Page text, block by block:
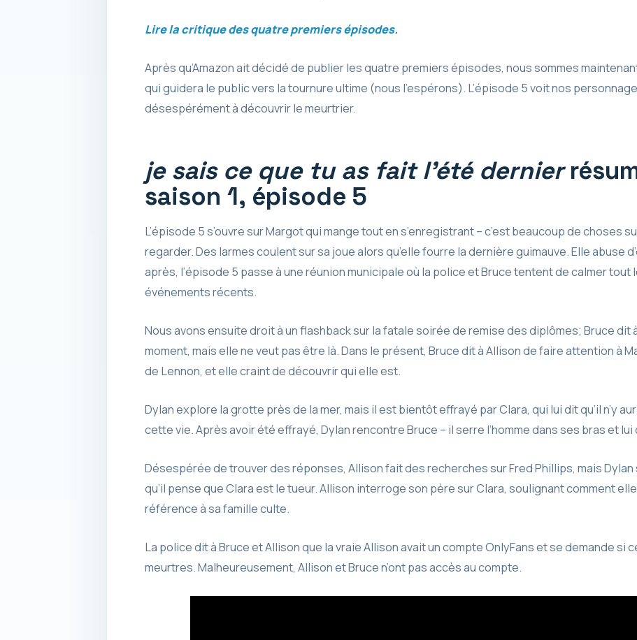
Lire la critique des quatre premiers épisodes.
Après qu’Amazon ait décidé de publier les quatre premiers épisodes, nous sommes
qui guidera le public vers la tournure ultime (nous l’espérons). L’épisode 5 voit nos
désespérément à découvrir le meurtrier.
je sais ce que tu as fait l’été dernier
saison 1, épisode 5
L’épisode 5 s’ouvre sur Margot qui mange tout en s’enregistrant – c’est beaucoup de choses
regarder. Des larmes coulent sur sa joue alors qu’elle fourre la dernière guimauve. Elle abuse
après, l’épisode 5 passe à une réunion municipale où la police et Bruce tentent de calmer tout
événements récents.
Nous avons ensuite droit à un flashback sur la fatale soirée de remise des diplômes; Bruce dit
moment, mais elle ne veut pas être là. Dans le présent, Bruce dit à Allison de faire attention à
de Lennon, et elle craint de découvrir qui elle est.
Dylan explore la grotte près de la mer, mais il est bientôt effrayé par Clara, qui lui dit qu’il n’y
cette vie. Après avoir été effrayé, Dylan rencontre Bruce – il serre l’homme dans ses bras et lui
Désespérée de trouver des réponses, Allison fait des recherches sur Fred Phillips, mais
qu’il pense que Clara est le tueur. Allison interroge son père sur Clara, soulignant comment
référence à sa famille culte.
La police dit à Bruce et Allison que la vraie Allison avait un compte OnlyFans et se demande si
meurtres. Malheureusement, Allison et Bruce n’ont pas accès au compte.